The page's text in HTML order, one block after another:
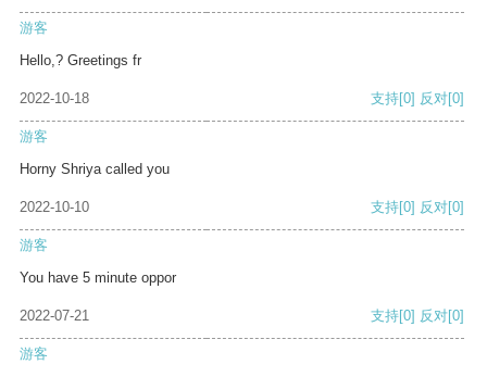
游客
Hello,? Greetings fr
2022-10-18 支持[0] 反对[0]
游客
Horny Shriya called you
2022-10-10 支持[0] 反对[0]
游客
You have 5 minute oppor
2022-07-21 支持[0] 反对[0]
游客